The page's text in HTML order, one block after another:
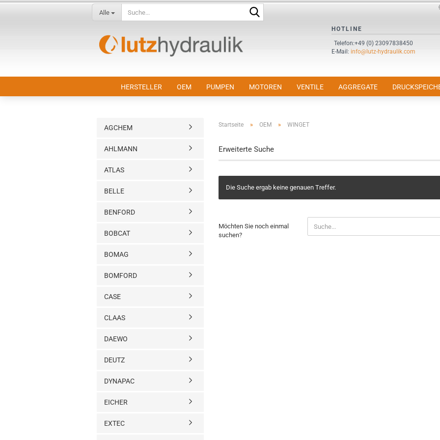
Sprache auswählen
Passwort
Alle
HOTLINE
Telefon:+49 (0) 23097838450
E-Mail: info@lutz-hydraulik.com
HERSTELLER OEM PUMPEN MOTOREN VENTILE AGGREGATE
Startseite » OEM » WINGET
Erweiterte Suche
Die Suche ergab keine genauen Treffer.
Möchten Sie noch einmal
suchen?
AGCHEM
AHLMANN
ATLAS
BELLE
BENFORD
BOBCAT
BOMAG
BOMFORD
CASE
CLAAS
DAEWO
DEUTZ
DYNAPAC
EICHER
EXTEC